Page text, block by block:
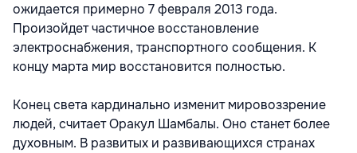
ожидается примерно 7 февраля 2013 года.
Произойдет частичное восстановление
электроснабжения, транспортного сообщения. К
концу марта мир восстановится полностью.
Конец света кардинально изменит мировоззрение
людей, считает Оракул Шамбалы. Оно станет более
духовным. В развитых и развивающихся странах